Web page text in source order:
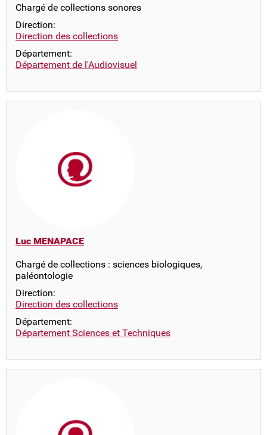
Chargé de collections sonores
Direction:
Direction des collections
Département:
Département de l'Audiovisuel
Luc MENAPACE
Chargé de collections : sciences biologiques,
paléontologie
Direction:
Direction des collections
Département:
Département Sciences et Techniques